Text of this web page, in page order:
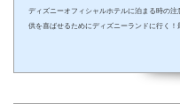
ディズニーオフィシャルホテルに泊まる時の
供を喜ばせるためにディズニーランドに行く
ラした夢の国を可愛い我が子に見せたかった